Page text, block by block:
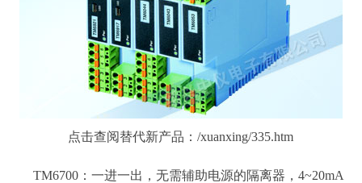
点击查阅替代新产品：/xuanxing/335.htm
TM6700：一进一出，无需辅助电源的隔离器，4~20mA